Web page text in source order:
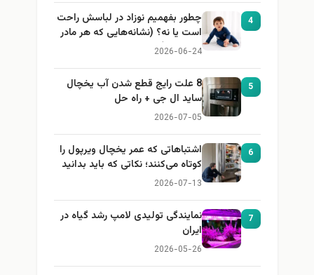
4
چطور بفهمیم نوزاد در لباسش راحت
است یا نه؟ (نشانه‌هایی که هر مادر
باید بداند)
2026-06-24
5
8 علت رایج قطع شدن آب یخچال
ساید ال جی + راه حل
2026-07-05
6
اشتباهاتی که عمر یخچال ویرپول را
کوتاه می‌کنند؛ نکاتی که باید بدانید
2026-07-13
7
نمایندگی تولیدی لامپ رشد گیاه در
ایران
2026-05-26